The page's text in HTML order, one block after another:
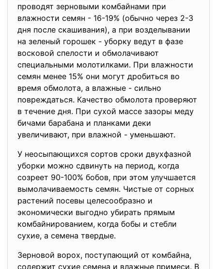
проводят зерновыми комбайнами при
влажности семян - 16-19% (обычно через 2-3
дня после скашивания), а при возделывании
на зеленый горошек - уборку ведут в фазе
восковой спелости и обмолачивают
специальными молотилками. При влажности
семян менее 15% они могут дробиться во
время обмолота, а влажные - сильно
повреждаться. Качество обмолота проверяют
в течение дня. При сухой массе зазоры меду
бичами барабана и планками деки
увеличивают, при влажной - уменьшают.
У неосыпающихся сортов сроки двухфазной
уборки можно сдвинуть на период, когда
созреет 90-100% бобов, при этом улучшается
вымолачиваемость семян. Чистые от сорных
растений посевы целесообразно и
экономически выгодно убирать прямым
комбайнированием, когда бобы и стебли
сухие, а семена твердые.
Зерновой ворох, поступающий от комбайна,
содержит сухие семена и влажные примеси. В